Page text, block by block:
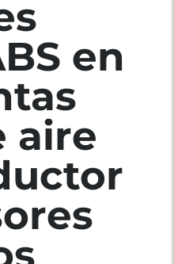
en
aire